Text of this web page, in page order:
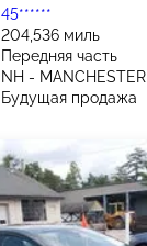
45******
204,536 миль
Передняя часть
NH - MANCHESTER
Будущая продажа